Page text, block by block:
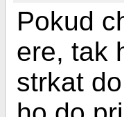
Pokud
ere, tak
strkat